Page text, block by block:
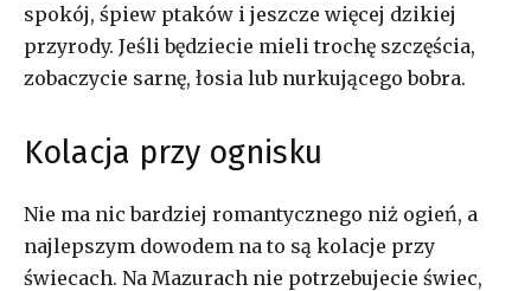
spokój, śpiew ptaków i jeszcze więcej dzikiej
przyrody. Jeśli będziecie mieli trochę szczęścia,
zobaczycie sarnę, łosia lub nurkującego bobra.
Kolacja przy ognisku
Nie ma nic bardziej romantycznego niż ogień, a
najlepszym dowodem na to są kolacje przy
świecach. Na Mazurach nie potrzebujecie świec,